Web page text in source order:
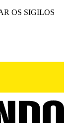
OS SIGILOS